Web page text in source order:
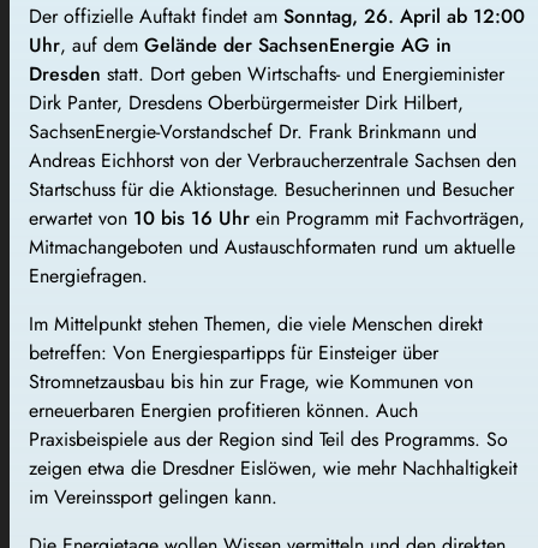
Der offizielle Auftakt findet am Sonntag, 26. April ab 12:00
Uhr, auf dem Gelände der SachsenEnergie AG in
Dresden statt. Dort geben Wirtschafts- und Energieminister
Dirk Panter, Dresdens Oberbürgermeister Dirk Hilbert,
SachsenEnergie-Vorstandschef Dr. Frank Brinkmann und
Andreas Eichhorst von der Verbraucherzentrale Sachsen den
Startschuss für die Aktionstage. Besucherinnen und Besucher
erwartet von 10 bis 16 Uhr ein Programm mit Fachvorträgen,
Mitmachangeboten und Austauschformaten rund um aktuelle
Energiefragen.
Im Mittelpunkt stehen Themen, die viele Menschen direkt
betreffen: Von Energiespartipps für Einsteiger über
Stromnetzausbau bis hin zur Frage, wie Kommunen von
erneuerbaren Energien profitieren können. Auch
Praxisbeispiele aus der Region sind Teil des Programms. So
zeigen etwa die Dresdner Eislöwen, wie mehr Nachhaltigkeit
im Vereinssport gelingen kann.